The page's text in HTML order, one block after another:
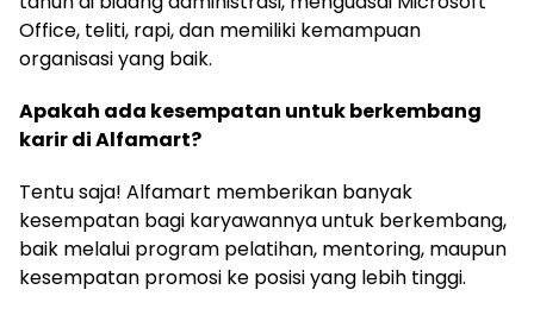
Office, teliti, rapi, dan memiliki kemampuan
organisasi yang baik.
Apakah ada kesempatan untuk berkembang
karir di Alfamart?
Tentu saja! Alfamart memberikan banyak
kesempatan bagi karyawannya untuk berkembang,
baik melalui program pelatihan, mentoring, maupun
kesempatan promosi ke posisi yang lebih tinggi.